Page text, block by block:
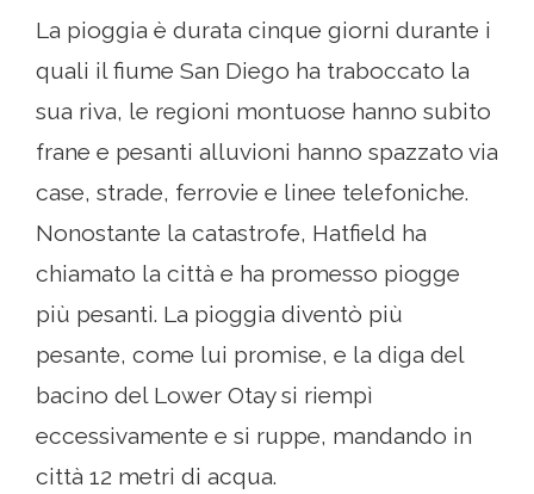
La pioggia è durata cinque giorni durante i
quali il fiume San Diego ha traboccato la
sua riva, le regioni montuose hanno subito
frane e pesanti alluvioni hanno spazzato via
case, strade, ferrovie e linee telefoniche.
Nonostante la catastrofe, Hatfield ha
chiamato la città e ha promesso piogge
più pesanti. La pioggia diventò più
pesante, come lui promise, e la diga del
bacino del Lower Otay si riempì
eccessivamente e si ruppe, mandando in
città 12 metri di acqua.